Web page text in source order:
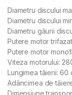
Diametru discului
Diametru discului
Diametru găurii
Putere motor
Putere motor
Viteza motorului:
Lungimea tăierii: 60
Adâncimea de
Dimensiune